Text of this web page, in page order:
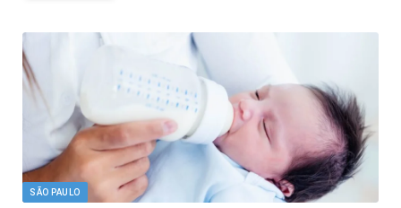
SÃO PAULO